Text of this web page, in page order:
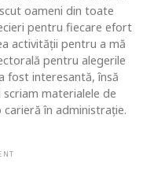
oameni din toate
pentru fiecare efort
activității pentru a mă
pentru alegerile
fost interesantă, însă
materialele de
în administrație.